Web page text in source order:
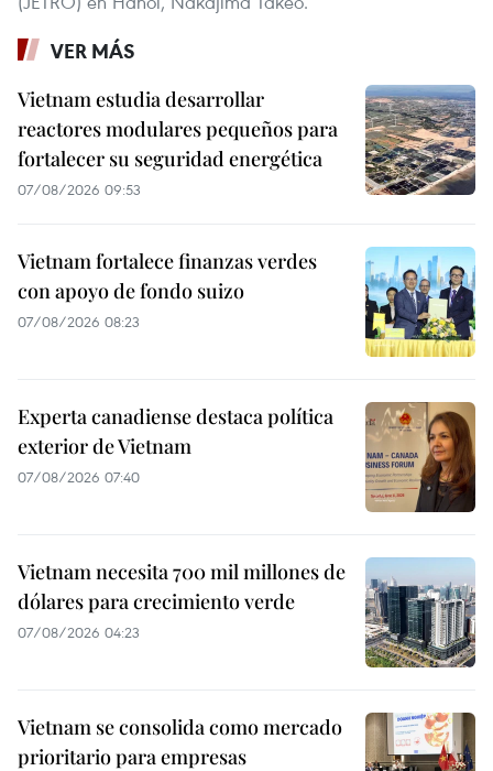
VER MÁS
Vietnam estudia desarrollar
reactores modulares pequeños para
fortalecer su seguridad energética
07/08/2026 09:53
Vietnam fortalece finanzas verdes
con apoyo de fondo suizo
07/08/2026 08:23
Experta canadiense destaca política
exterior de Vietnam
07/08/2026 07:40
Vietnam necesita 700 mil millones de
dólares para crecimiento verde
07/08/2026 04:23
Vietnam se consolida como mercado
prioritario para empresas